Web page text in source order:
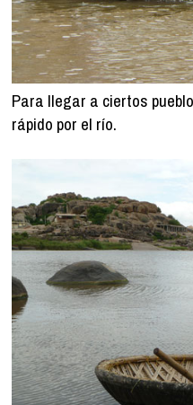
Para llegar a ciertos
rápido por el río.